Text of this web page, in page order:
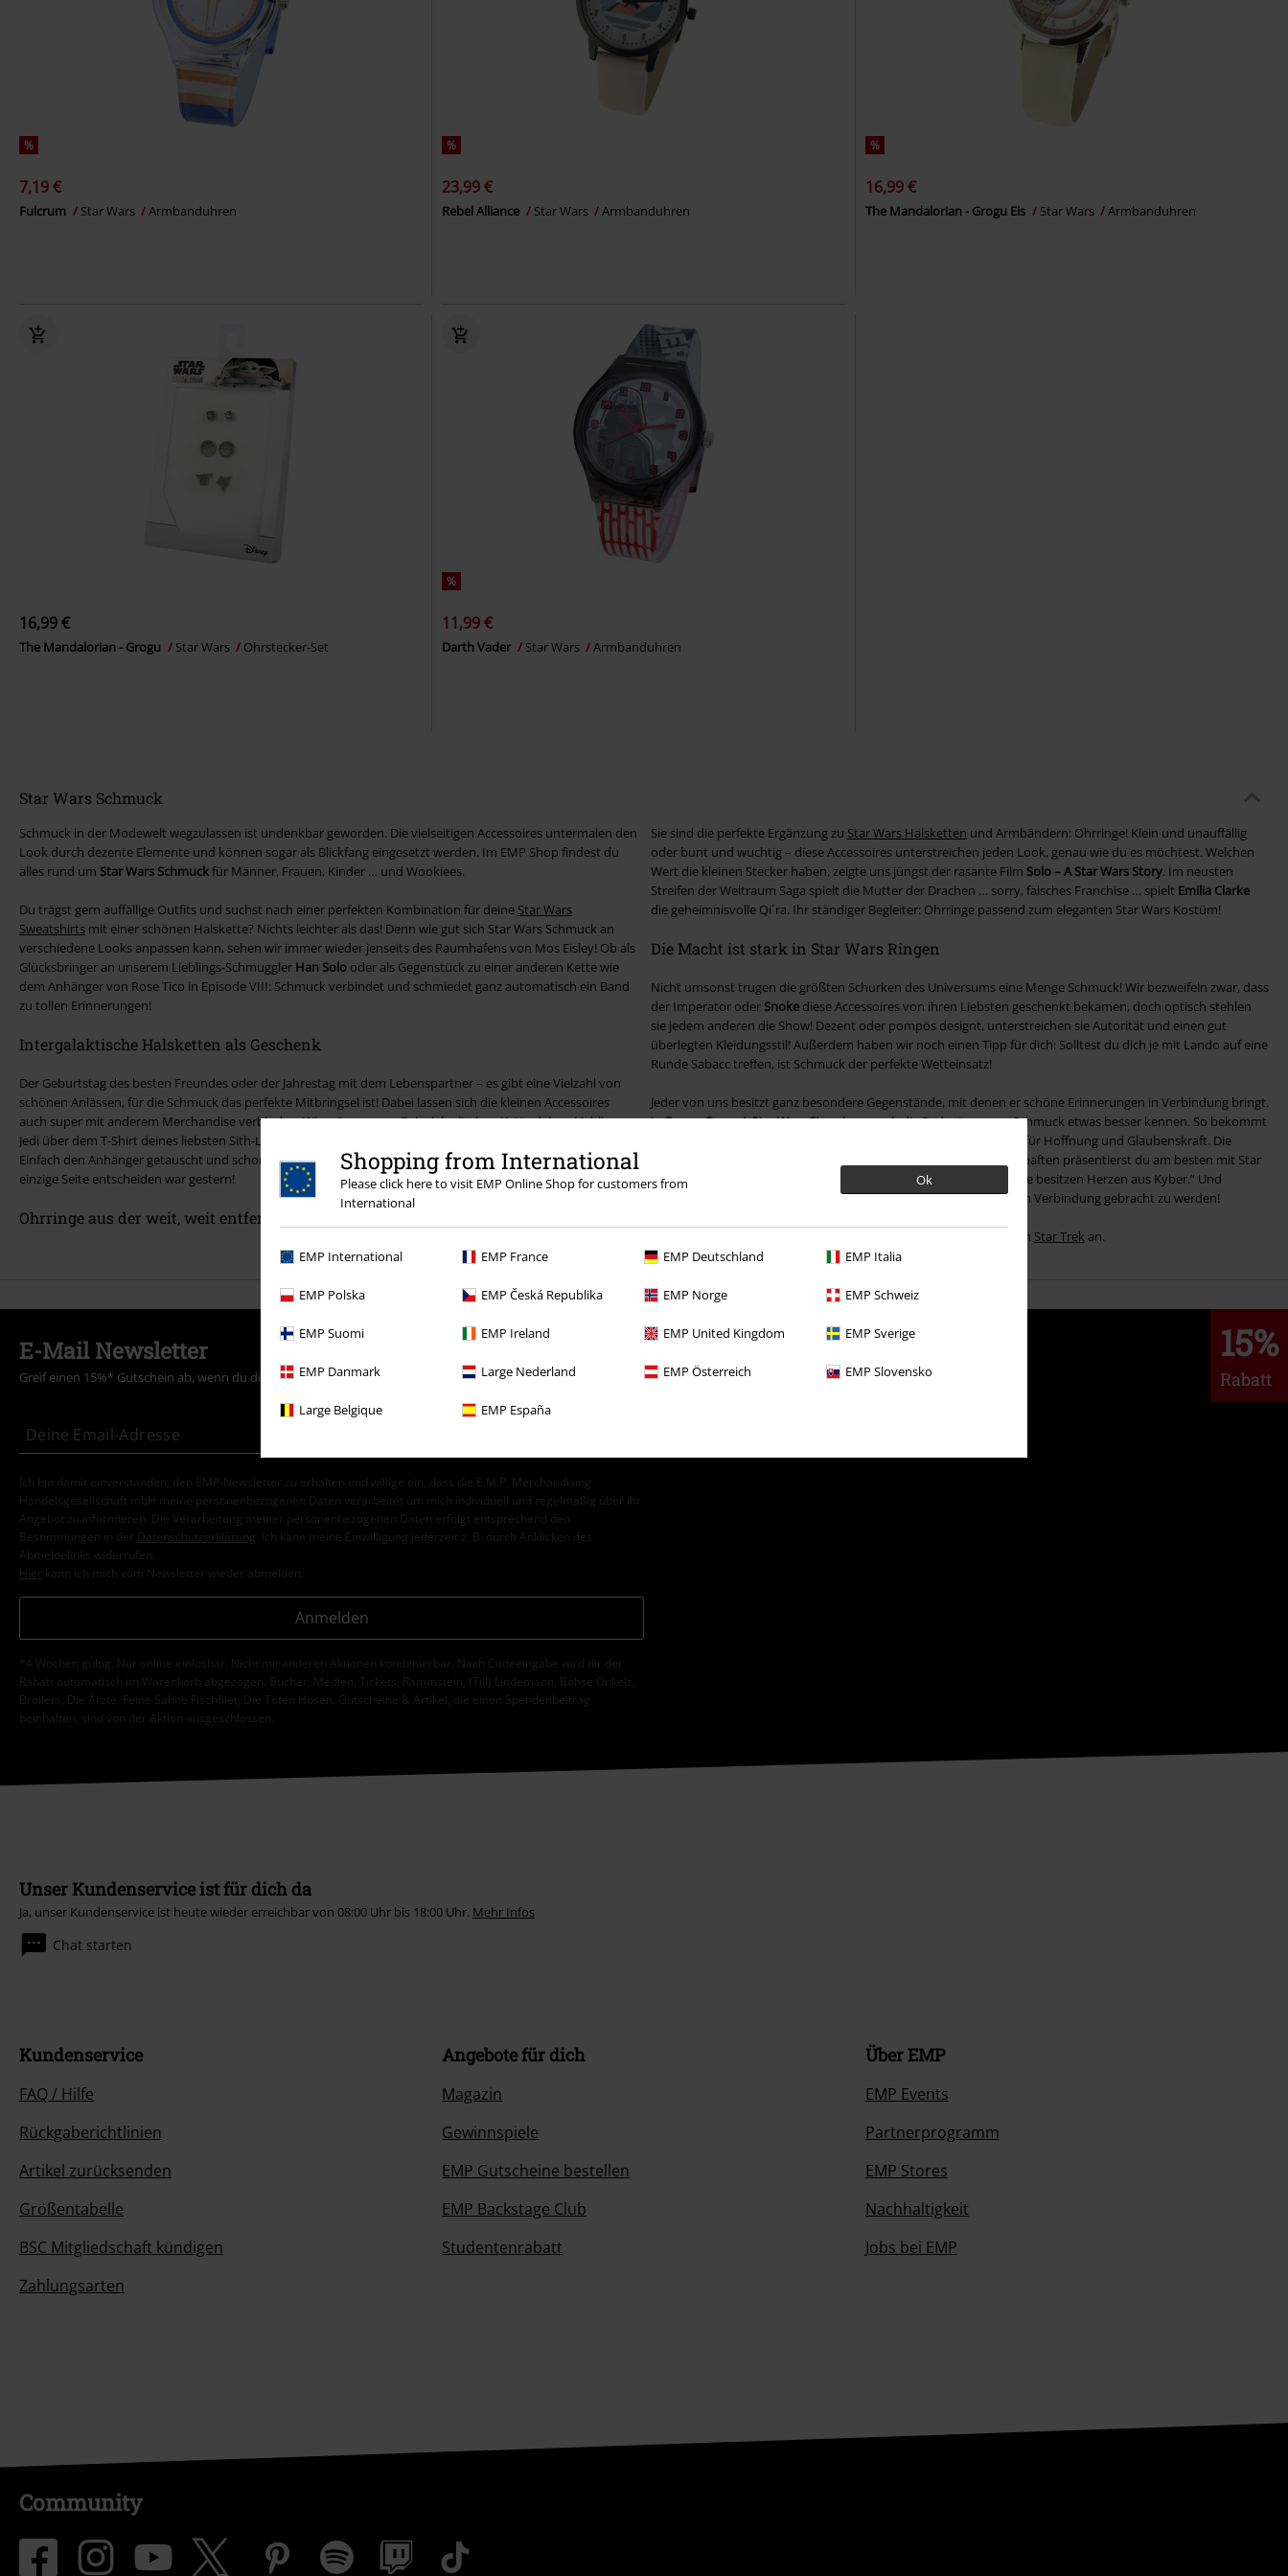
Shopping from International
Please click here to visit EMP Online Shop for customers from
International
Ok
EMP International EMP France EMP Deutschland EMP Italia
EMP Polska EMP Česká Republika EMP Norge EMP Schweiz
EMP Suomi EMP Ireland EMP United Kingdom EMP Sverige
EMP Danmark Large Nederland EMP Österreich EMP Slovensko
Large Belgique EMP España
%
7,19 €
Fulcrum Star Wars Armbanduhren
%
23,99 €
Rebel Alliance Star Wars Armbanduhren
%
16,99 €
The Mandalorian - Grogu Eis Star Wars Armbanduhren
16,99 €
The Mandalorian - Grogu Star Wars Ohrstecker-Set
%
11,99 €
Darth Vader Star Wars Armbanduhren
Star Wars Schmuck
Schmuck in der Modewelt wegzulassen ist undenkbar geworden. Die vielseitigen Accessoires untermalen den
Look durch dezente Elemente und können sogar als Blickfang eingesetzt werden. Im EMP Shop findest du
alles rund um Star Wars Schmuckfür Männer, Frauen, Kinder … und Wookiees.
Du trägst gern auffällige Outfits und suchst nach einer perfekten Kombination für deine Star Wars
Sweatshirts mit einer schönen Halskette? Nichts leichter als das! Denn wie gut sich Star Wars Schmuck an
verschiedene Looks anpassen kann, sehen wir immer wieder jenseits des Raumhafens von Mos Eisley! Ob als
Glücksbringer an unserem Lieblings-Schmuggler Han Solo oder als Gegenstück zu einer anderen Kette wie
dem Anhänger von Rose Tico in Episode VIII: Schmuck verbindet und schmiedet ganz automatisch ein Band
zu tollen Erinnerungen!
Intergalaktische Halsketten als Geschenk
Der Geburtstag des besten Freundes oder der Jahrestag mit dem Lebenspartner – es gibt eine Vielzahl von
schönen Anlässen, für die Schmuck das perfekte Mitbringsel ist! Dabei lassen sich die kleinen Accessoires
auch super mit anderem Merchandise verbinden: Wie wäre es zum Beispiel mit einer Kette deines Lieblings-
Jedi über dem T-Shirt deines liebsten Sith-Lords? Mit Star Wars Ketten bist du außerdem total flexibel!
Einfach den Anhänger getauscht und schon präsentierst du ein neues Symbol um deinen Hals. Für eine
einzige Seite entscheiden war gestern!
Ohrringe aus der weit, weit entfernen Galaxis
Sie sind die perfekte Ergänzung zu Star Wars Halsketten und Armbändern: Ohrringe! Klein und unauffällig
oder bunt und wuchtig – diese Accessoires unterstreichen jeden Look, genau wie du es möchtest. Welchen
Wert die kleinen Stecker haben, zeigte uns jüngst der rasante Film Solo – A Star Wars Story. Im neusten
Streifen der Weltraum Saga spielt die Mutter der Drachen … sorry, falsches Franchise … spielt Emilia Clarke
die geheimnisvolle Qi´ra. Ihr ständiger Begleiter: Ohrringe passend zum eleganten Star Wars Kostüm!
Die Macht ist stark in Star Wars Ringen
Nicht umsonst trugen die größten Schurken des Universums eine Menge Schmuck! Wir bezweifeln zwar, dass
der Imperator oder Snokediese Accessoires von ihren Liebsten geschenkt bekamen, doch optisch stehlen
sie jedem anderen die Show! Dezent oder pompös designt, unterstreichen sie Autorität und einen gut
überlegten Kleidungsstil! Außerdem haben wir noch einen Tipp für dich: Solltest du dich je mit Lando auf eine
Runde Sabacc treffen, ist Schmuck der perfekte Wetteinsatz!
Jeder von uns besitzt ganz besondere Gegenstände, mit denen er schöne Erinnerungen in Verbindung bringt.
InRogue One – A Star Wars Storylernen wir die Bedeutung von Schmuck etwas besser kennen. So bekommt
Jyn Erso von ihrer Mutter eine Kyber-Kette geschenkt, ein Symbol für Hoffnung und Glaubenskraft. Die
Anhänger stehen für Stärke und Selbstbewusstsein: Diese Eigenschaften präsentierst du am besten mit Star
War Schmuck! Schon Chirrut Îmwe lehrte uns: „Die stärksten Sterne besitzen Herzen aus Kyber.“ Und
genauso verdienen es die schönsten Erinnerungen, mit Schmuck in Verbindung gebracht zu werden!
und unser Merch von Star Trek an.
15%
Rabatt
E-Mail Newsletter
Greif einen 15%* Gutschein ab, wenn du dich jetzt anmeldest!Mehr Infos
Ich bin damit einverstanden, den EMP-Newsletter zu erhalten und willige ein, dass die E.M.P. Merchandising
Handelsgesellschaft mbH meine personenbezogenen Daten verarbeitet um mich individuell und regelmäßig über ihr
Angebot zu informieren. Die Verarbeitung meiner personenbezogenen Daten erfolgt entsprechend den
Bestimmungen in der
Datenschutzerklärung
. Ich kann meine Einwilligung jederzeit z. B. durch Anklicken des
Abmeldelinks widerrufen.
Hier kann ich mich vom Newsletter wieder abmelden.
Anmelden
*4 Wochen gültig. Nur online einlösbar. Nicht mit anderen Aktionen kombinierbar. Nach Codeeingabe wird dir der
Rabatt automatisch im Warenkorb abgezogen. Bücher, Medien, Tickets, Rammstein, (Till) Lindemann, Böhse Onkelz,
Broilers, Die Ärzte, Feine Sahne Fischfilet, Die Toten Hosen, Gutscheine & Artikel, die einen Spendenbeitrag
beinhalten, sind von der Aktion ausgeschlossen.
Unser Kundenservice ist für dich da
Ja, unser Kundenservice ist heute wieder erreichbar von 08:00 Uhr bis 18:00 Uhr. Mehr Infos
Chat starten
Kundenservice
FAQ / Hilfe
Rückgaberichtlinien
Artikel zurücksenden
Größentabelle
BSC Mitgliedschaft kündigen
Zahlungsarten
Angebote für dich
Magazin
Gewinnspiele
EMP Gutscheine bestellen
EMP Backstage Club
Studentenrabatt
Über EMP
EMP Events
Partnerprogramm
EMP Stores
Nachhaltigkeit
Jobs bei EMP
Community